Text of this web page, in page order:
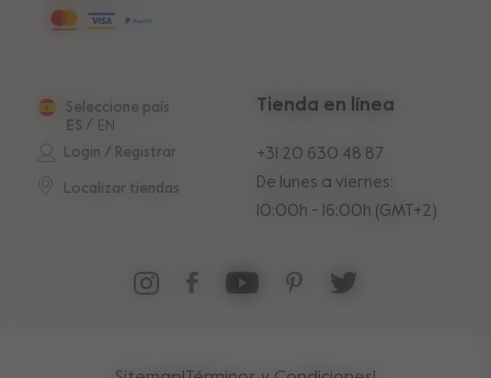
Login / Registrar
Localizar tiendas
Seleccione país
EN
/
ES
Tienda en línea
+31 20 630 48 87
De lunes a viernes:
10:00h - 16:00h (GMT+2)